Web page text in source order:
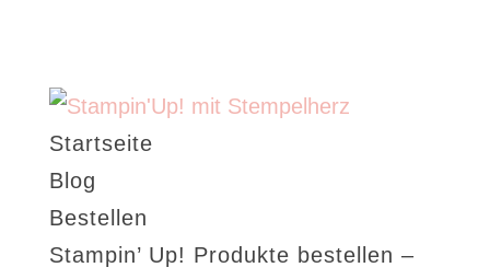
Startseite
Blog
Bestellen
Stampin’ Up! Produkte bestellen –